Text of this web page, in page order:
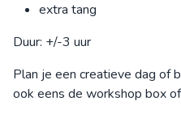
extra tang
Duur: +/-3 uur
Plan je een creatieve dag of
ook eens de workshop box